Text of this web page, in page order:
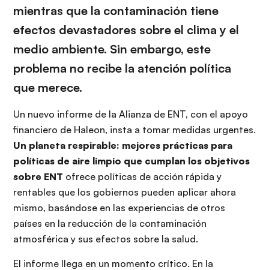
mientras que la contaminación tiene
efectos devastadores sobre el clima y el
medio ambiente. Sin embargo, este
problema no recibe la atención política
que merece.
Un nuevo informe de la Alianza de ENT, con el apoyo
financiero de Haleon, insta a tomar medidas urgentes.
Un planeta respirable: mejores prácticas para
políticas de aire limpio que cumplan los objetivos
sobre ENT ofrece políticas de acción rápida y
rentables que los gobiernos pueden aplicar ahora
mismo, basándose en las experiencias de otros
países en la reducción de la contaminación
atmosférica y sus efectos sobre la salud.
El informe llega en un momento crítico. En la